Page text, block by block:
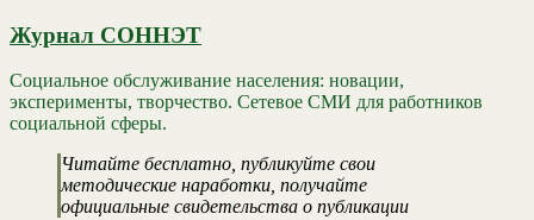
Журнал СОННЭТ
Социальное обслуживание населения: новации,
эксперименты, творчество. Сетевое СМИ для работников
социальной сферы.
Читайте бесплатно, публикуйте свои
методические наработки, получайте
официальные свидетельства о публикации